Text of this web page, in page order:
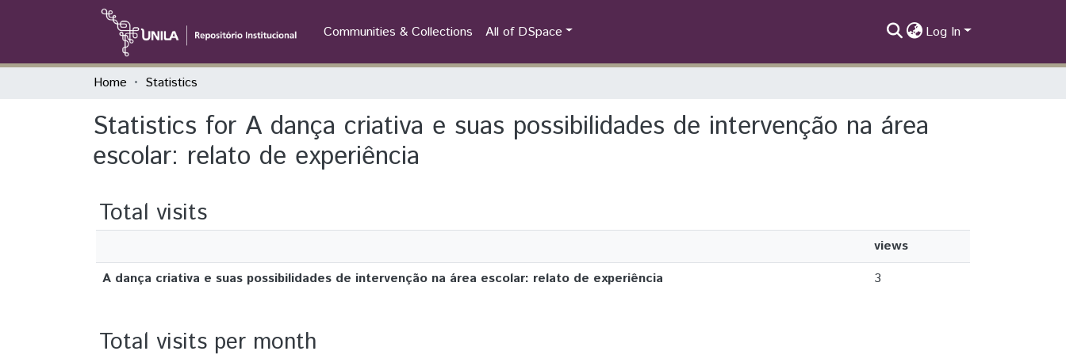
Communities & Collections All of DSpace Log In
Home Statistics
Statistics for A dança criativa e suas possibilidades de intervenção na área
escolar: relato de experiência
Total visits
views
A dança criativa e suas possibilidades de intervenção na área escolar: relato de experiência
3
Total visits per month